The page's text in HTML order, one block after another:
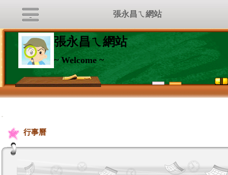
張永昌ㄟ網站
~ Welcome ~
:::
行事曆
張永昌ㄟ網站